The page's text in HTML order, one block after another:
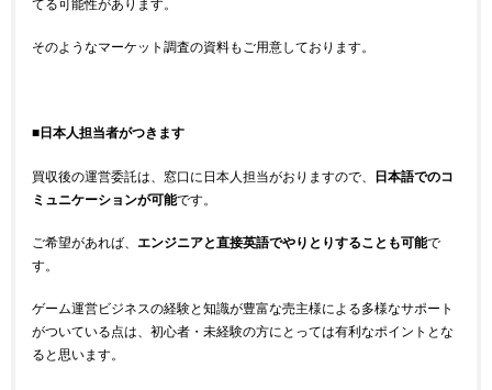
てる可能性があります。
そのようなマーケット調査の資料もご用意しております。
■日本人担当者がつきます
買収後の運営委託は、窓口に日本人担当がおりますので、
日本語でのコ
ミュニケーションが可能です。
ご希望があれば、 エンジニアと直接英語でやりとりすることも可能で
す。
ゲーム運営ビジネスの経験と知識が豊富な売主様による多様なサポート
がついている点は、初心者・未経験の方にとっては有利なポイントとな
ると思います。